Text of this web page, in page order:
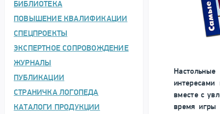
БИБЛИОТЕКА
ПОВЫШЕНИЕ КВАЛИФИКАЦИИ
СПЕЦПРОЕКТЫ
ЭКСПЕРТНОЕ СОПРОВОЖДЕНИЕ
ЖУРНАЛЫ
ПУБЛИКАЦИИ
СТРАНИЧКА ЛОГОПЕДА
КАТАЛОГИ ПРОДУКЦИИ
вместе с
время игры